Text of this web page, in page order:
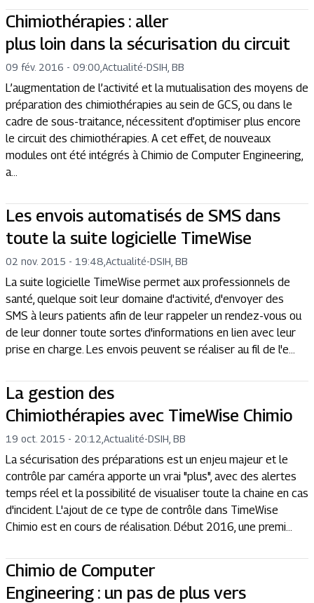
Chimiothérapies : aller
plus loin dans la sécurisation du circuit
09 fév. 2016 - 09:00 Actualité-DSIH, BB
L’augmentation de l’activité et la mutualisation des moyens de
préparation des chimiothérapies au sein de GCS, ou dans le
cadre de sous-traitance, nécessitent d’optimiser plus encore
le circuit des chimiothérapies. A cet effet, de nouveaux
modules ont été intégrés à Chimio de Computer Engineering,
a...
Les envois automatisés de SMS dans
toute la suite logicielle TimeWise
02 nov. 2015 - 19:48 Actualité-DSIH, BB
La suite logicielle TimeWise permet aux professionnels de
santé, quelque soit leur domaine d'activité, d'envoyer des
SMS à leurs patients afin de leur rappeler un rendez-vous ou
de leur donner toute sortes d'informations en lien avec leur
prise en charge. Les envois peuvent se réaliser au fil de l'e...
La gestion des
Chimiothérapies avec TimeWise Chimio
19 oct. 2015 - 20:12 Actualité-DSIH, BB
La sécurisation des préparations est un enjeu majeur et le
contrôle par caméra apporte un vrai "plus", avec des alertes
temps réel et la possibilité de visualiser toute la chaine en cas
d'incident. L'ajout de ce type de contrôle dans TimeWise
Chimio est en cours de réalisation. Début 2016, une premi...
Chimio de Computer
Engineering : un pas de plus vers